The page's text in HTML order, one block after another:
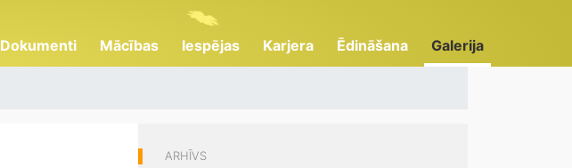
Dokumenti Mācības Iespējas Karjera Ēdināšana Galerija
ARHĪVS